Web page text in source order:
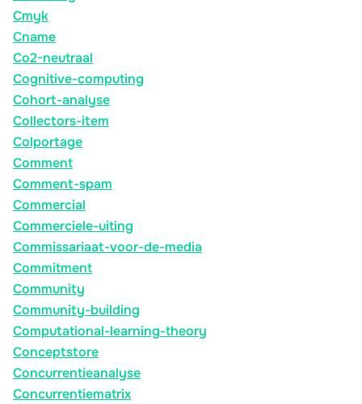
Cmyk
Cname
Co2-neutraal
Cognitive-computing
Cohort-analyse
Collectors-item
Colportage
Comment
Comment-spam
Commercial
Commerciele-uiting
Commissariaat-voor-de-media
Commitment
Community
Community-building
Computational-learning-theory
Conceptstore
Concurrentieanalyse
Concurrentiematrix